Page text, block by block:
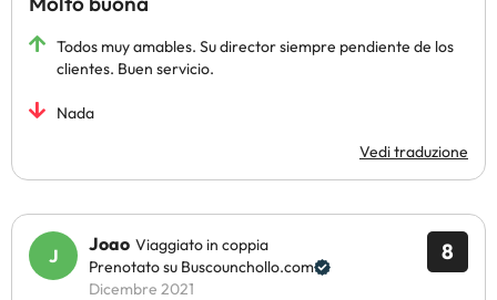
Todos muy amables. Su director siempre pendiente de los
clientes. Buen servicio.
Nada
Vedi traduzione
8
Joao Viaggiato in coppia
Prenotato su Buscounchollo.com
Dicembre 2021